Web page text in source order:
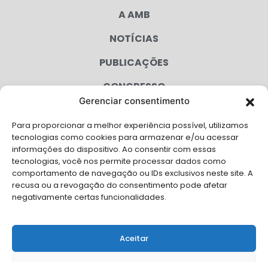
Gerenciar consentimento
Para proporcionar a melhor experiência possível, utilizamos
tecnologias como cookies para armazenar e/ou acessar
informações do dispositivo. Ao consentir com essas
tecnologias, você nos permite processar dados como
comportamento de navegação ou IDs exclusivos neste site. A
recusa ou a revogação do consentimento pode afetar
negativamente certas funcionalidades.
Aceitar
A AMB
NOTÍCIAS
PUBLICAÇÕES
CONGRESSO
CAMPANHAS
SERVIÇOS
FILIADAS
FALE CONOSCO
Solicite Apoio Institucional da AMB para o seu evento